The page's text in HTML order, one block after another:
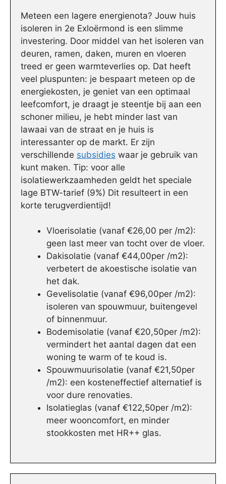
Meteen een lagere energienota? Jouw huis
isoleren in 2e Exloërmond is een slimme
investering. Door middel van het isoleren van
deuren, ramen, daken, muren en vloeren
treed er geen warmteverlies op. Dat heeft
veel pluspunten: je bespaart meteen op de
energiekosten, je geniet van een optimaal
leefcomfort, je draagt je steentje bij aan een
schoner milieu, je hebt minder last van
lawaai van de straat en je huis is
interessanter op de markt. Er zijn
verschillende subsidies waar je gebruik van
kunt maken. Tip: voor alle
isolatiewerkzaamheden geldt het speciale
lage BTW-tarief (9%) Dit resulteert in een
korte terugverdientijd!
Vloerisolatie (vanaf €26,00 per /m2):
geen last meer van tocht over de vloer.
Dakisolatie (vanaf €44,00per /m2):
verbetert de akoestische isolatie van
het dak.
Gevelisolatie (vanaf €96,00per /m2):
isoleren van spouwmuur, buitengevel
of binnenmuur.
Bodemisolatie (vanaf €20,50per /m2):
vermindert het aantal dagen dat een
woning te warm of te koud is.
Spouwmuurisolatie (vanaf €21,50per
/m2): een kosteneffectief alternatief is
voor dure renovaties.
Isolatieglas (vanaf €122,50per /m2):
meer wooncomfort, en minder
stookkosten met HR++ glas.